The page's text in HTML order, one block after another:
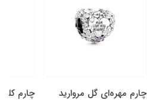
چارم مهره‌ای گل‌ مروارید
چارم